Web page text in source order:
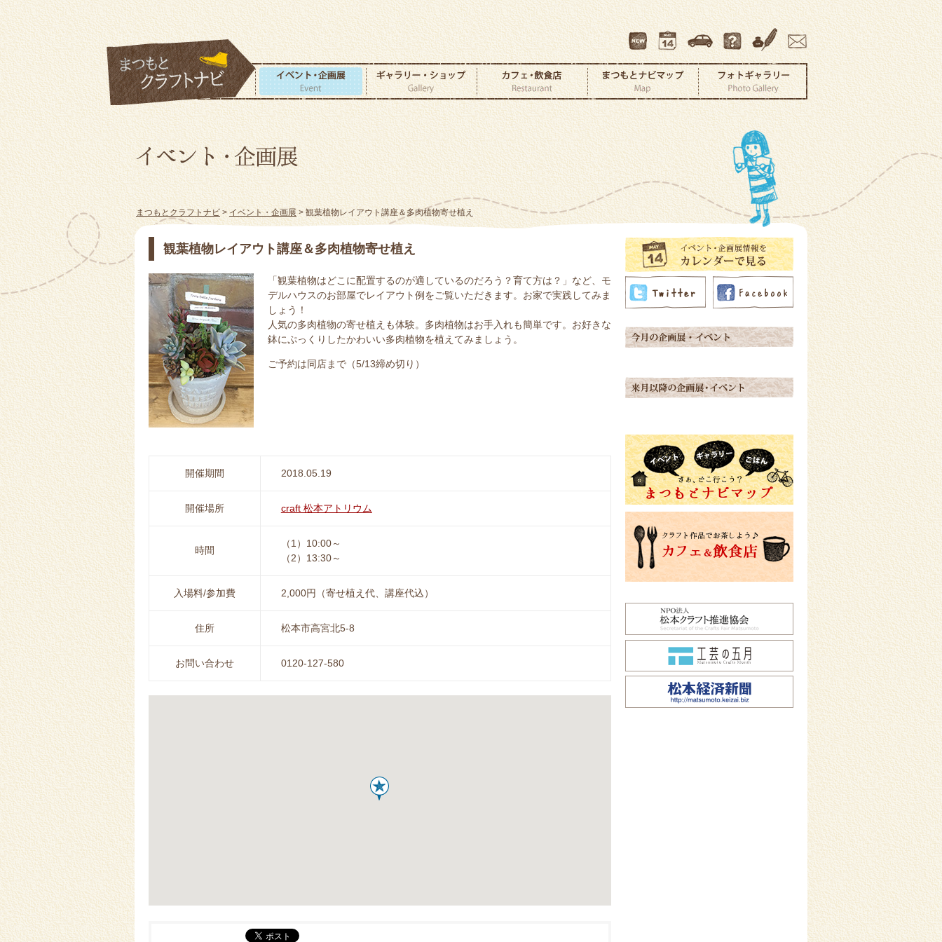
まつもとクラフトナビ > イベント・企画展> 観葉植物レイアウト講座＆多肉植物寄せ植え
観葉植物レイアウト講座＆多肉植物寄せ植え
「観葉植物はどこに配置するのが適しているのだろう？育て方は？」など、モ
デルハウスのお部屋でレイアウト例をご覧いただきます。お家で実践してみま
しょう！
人気の多肉植物の寄せ植えも体験。多肉植物はお手入れも簡単です。お好きな
鉢にぷっくりしたかわいい多肉植物を植えてみましょう。
ご予約は同店まで（5/13締め切り）
開催期間 2018.05.19
開催場所 craft 松本アトリウム
時間
（1）10:00～
（2）13:30～
入場料/参加費 2,000円（寄せ植え代、講座代込）
住所 松本市高宮北5-8
お問い合わせ 0120-127-580